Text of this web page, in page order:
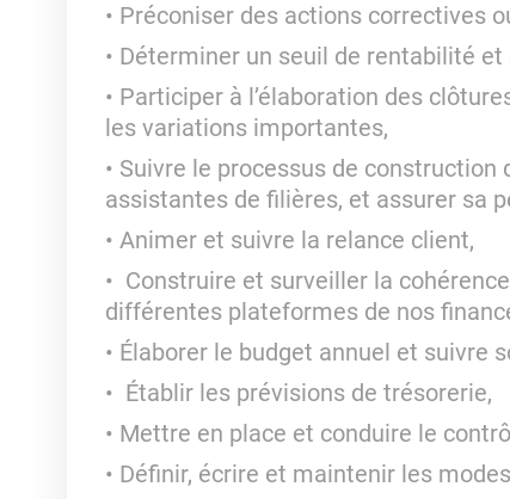
Préconiser des actions correctives
Déterminer un seuil de rentabilité
Participer à l’élaboration des
les variations importantes,
Suivre le processus de construction
assistantes de filières, et assurer sa
Animer et suivre la relance client,
Construire et surveiller la
différentes plateformes de nos
Élaborer le budget annuel et suivre
Établir les prévisions de trésorerie,
Mettre en place et conduire le
Définir, écrire et maintenir les